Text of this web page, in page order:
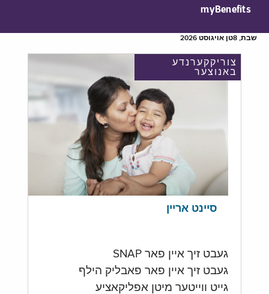
myBenefits
שבת, 8טן אויגוסט 2026
צוריקקערנדע
באנוצער
סיינט אריין
געבט זיך איין פאר SNAP
געבט זיך איין פאר פאבליק הילף
גייט ווייטער מיטן אפליקאציע